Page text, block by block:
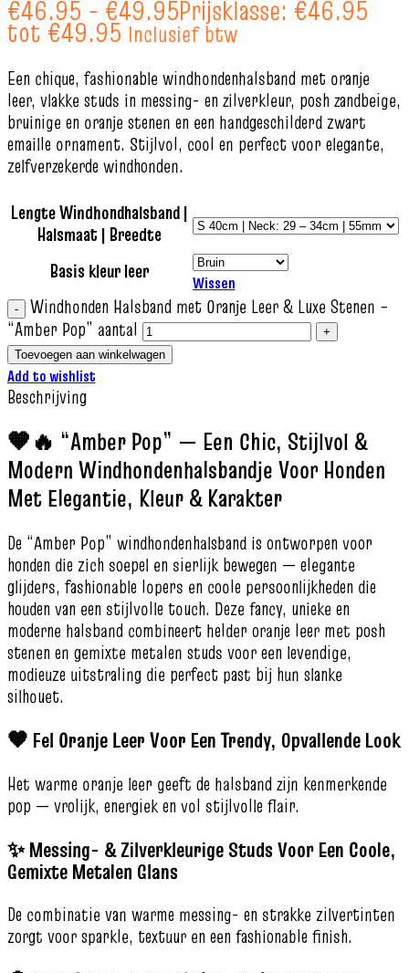
€46.95 - €49.95Prijsklasse: €46.95
tot €49.95 Inclusief btw
Een chique, fashionable windhondenhalsband met oranje
leer, vlakke studs in messing- en zilverkleur, posh zandbeige,
bruinige en oranje stenen en een handgeschilderd zwart
emaille ornament. Stijlvol, cool en perfect voor elegante,
zelfverzekerde windhonden.
Lengte Windhondhalsband |
Halsmaat | Breedte
Basis kleur leer
Wissen
Windhonden Halsband met Oranje Leer & Luxe Stenen –
“Amber Pop” aantal
Toevoegen aan winkelwagen
Add to wishlist
Beschrijving
🧡🔥 “Amber Pop” — Een Chic, Stijlvol &
Modern Windhondenhalsbandje Voor Honden
Met Elegantie, Kleur & Karakter
De “Amber Pop” windhondenhalsband is ontworpen voor
honden die zich soepel en sierlijk bewegen — elegante
glijders, fashionable lopers en coole persoonlijkheden die
houden van een stijlvolle touch. Deze fancy, unieke en
moderne halsband combineert helder oranje leer met posh
stenen en gemixte metalen studs voor een levendige,
modieuze uitstraling die perfect past bij hun slanke
silhouet.
🧡 Fel Oranje Leer Voor Een Trendy, Opvallende Look
Het warme oranje leer geeft de halsband zijn kenmerkende
pop — vrolijk, energiek en vol stijlvolle flair.
✨ Messing- & Zilverkleurige Studs Voor Een Coole,
Gemixte Metalen Glans
De combinatie van warme messing- en strakke zilvertinten
zorgt voor sparkle, textuur en een fashionable finish.